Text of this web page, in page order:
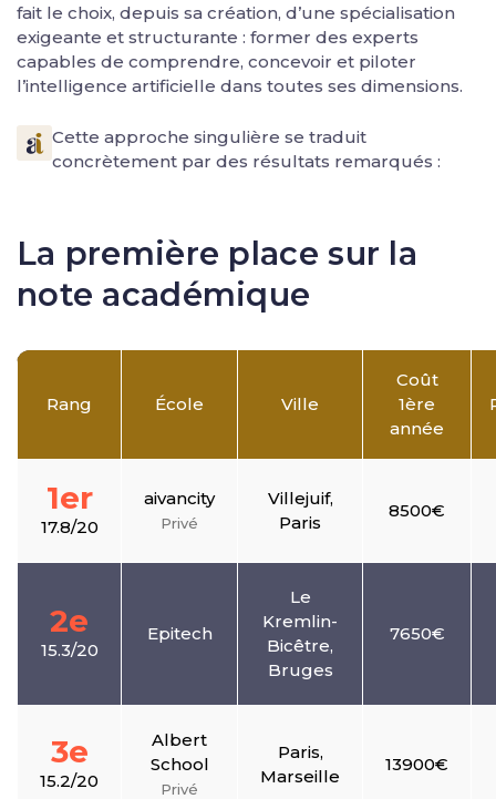
fait le choix, depuis sa création, d’une spécialisation
exigeante et structurante : former des experts
capables de comprendre, concevoir et piloter
l’intelligence artificielle dans toutes ses dimensions.
Cette approche singulière se traduit
concrètement par des résultats remarqués :
La première place sur la
note académique
Rang École Ville
Coût
1ère
année
1er
17.8/20
aivancity
Privé
Villejuif,
Paris
8500€
2e
15.3/20
Epitech
Le
Kremlin-
Bicêtre,
Bruges
7650€
3e
15.2/20
Albert
School
Privé
Paris,
Marseille
13900€